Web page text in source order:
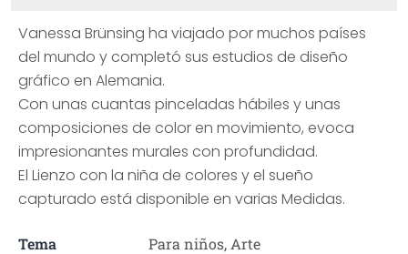
Vanessa Brünsing ha viajado por muchos países
del mundo y completó sus estudios de diseño
gráfico en Alemania.
Con unas cuantas pinceladas hábiles y unas
composiciones de color en movimiento, evoca
impresionantes murales con profundidad.
El Lienzo con la niña de colores y el sueño
capturado está disponible en varias Medidas.
Tema Para niños, Arte